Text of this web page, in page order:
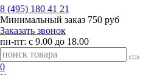
8 (495) 180 41 21
Минимальный заказ 750 руб
Заказать звонок
пн-пт: с 9.00 до 18.00
0